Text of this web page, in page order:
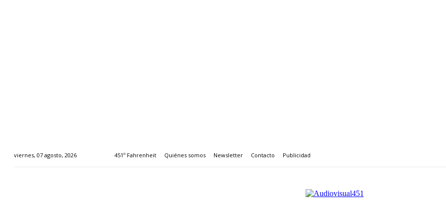
viernes, 07 agosto, 2026 451º Fahrenheit Quiénes somos Newsletter Contacto Publicidad